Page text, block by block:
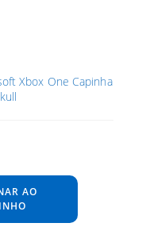
Xbox One Capinha
AO